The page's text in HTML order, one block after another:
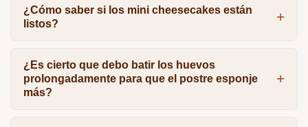
¿Cómo saber si los mini cheesecakes están
listos?
¿Es cierto que debo batir los huevos
prolongadamente para que el postre esponje
más?